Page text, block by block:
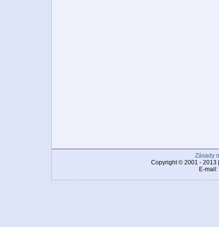
Zásady
Copyright © 2001 - 2013
E-mail: